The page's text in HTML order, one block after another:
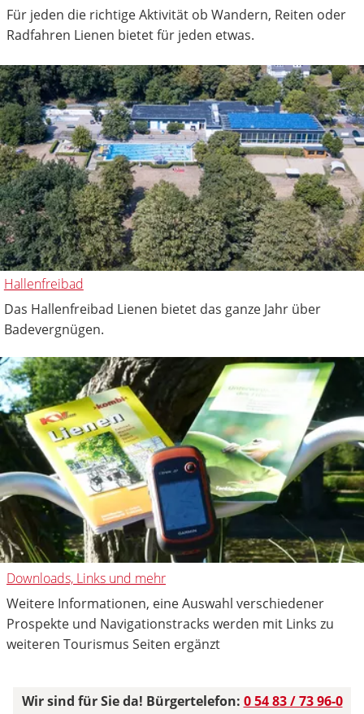
Für jeden die richtige Aktivität ob Wandern, Reiten oder
Radfahren Lienen bietet für jeden etwas.
Hallenfreibad
Das Hallenfreibad Lienen bietet das ganze Jahr über
Badevergnügen.
Downloads, Links und mehr
Weitere Informationen, eine Auswahl verschiedener
Prospekte und Navigationstracks werden mit Links zu
weiteren Tourismus Seiten ergänzt
Wir sind für Sie da! Bürgertelefon: 0 54 83 / 73 96-0